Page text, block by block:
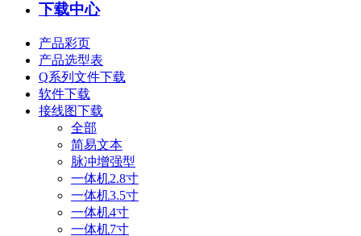
下载中心
产品彩页
产品选型表
Q系列文件下载
软件下载
接线图下载
全部
简易文本
脉冲增强型
一体机2.8寸
一体机3.5寸
一体机4寸
一体机7寸